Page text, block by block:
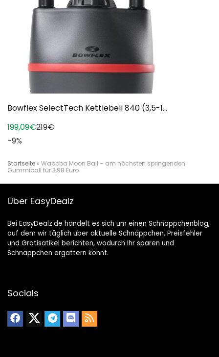
Bowflex SelectTech Kettlebell 840 (3,5-1...
199,09€219€
-9%
Startseite » Waboba Moon Ball – am höchsten springenden
Gummiball für 3,98 Euro
Über EasyDealz
Bei EasyDealz.de handelt es sich um einen Schnäppchenblog,
auf dem wir täglich über aktuelle Schnäppchen, Preisfehler
und Gratisatikel berichten, wodurch Ihr sparen und
Schnäppchen ergattern könnt.
Socials